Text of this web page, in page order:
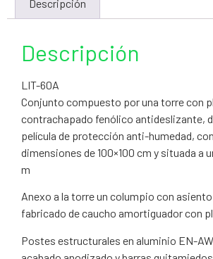
Descripción
Descripción
LIT-60A
Conjunto compuesto por una torre con
contrachapado fenólico antideslizante,
película de protección anti-humedad,
dimensiones de 100×100 cm y situada a
m
Anexo a la torre un columpio con
fabricado de caucho amortiguador con
Postes estructurales en aluminio EN-